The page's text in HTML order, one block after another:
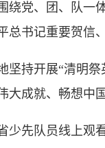
党、团、队一体
总书记重要贺信
持开展“清明祭
大成就、畅想中
先队员线上观看